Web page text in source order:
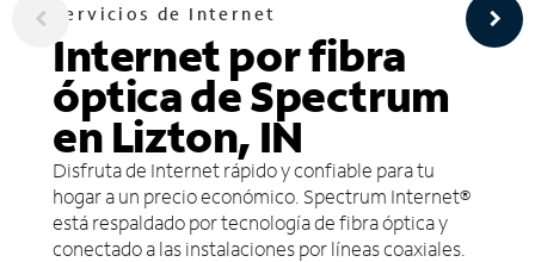
Servicios de Internet
Internet por fibra
óptica de Spectrum
en Lizton, IN
Disfruta de Internet rápido y confiable para tu
hogar a un precio económico. Spectrum Internet®
está respaldado por tecnología de fibra óptica y
conectado a las instalaciones por líneas coaxiales.